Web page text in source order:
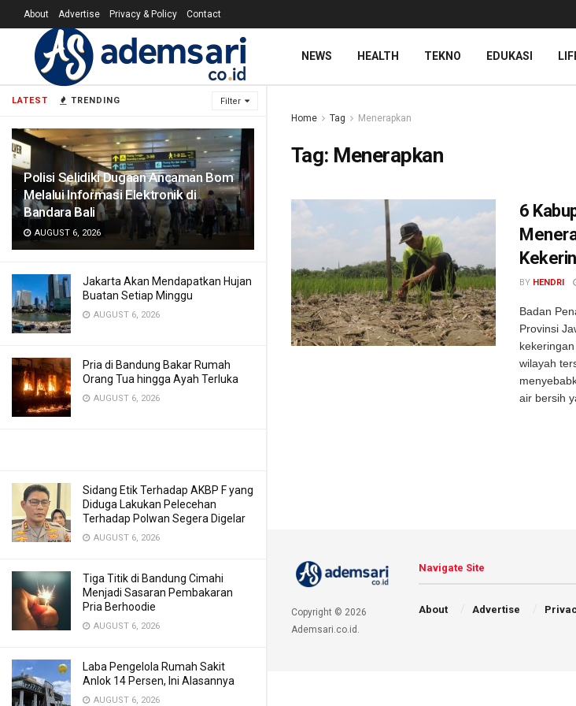
LATEST TRENDING Filter
Polisi Selidiki Dugaan Ancaman Bom
Melalui Informasi Elektronik di
Bandara Bali
AUGUST 6, 2026
Jakarta Akan Mendapatkan Hujan
Buatan Setiap Minggu
AUGUST 6, 2026
Pria di Bandung Bakar Rumah
Orang Tua hingga Ayah Terluka
AUGUST 6, 2026
Sidang Etik Terhadap AKBP F yang
Diduga Lakukan Pelecehan
Terhadap Polwan Segera Digelar
AUGUST 6, 2026
Tiga Titik di Bandung Cimahi
Menjadi Sasaran Pembakaran
Pria Berhoodie
AUGUST 6, 2026
Laba Pengelola Rumah Sakit
Anlok 14 Persen, Ini Alasannya
AUGUST 6, 2026
About Advertise Privacy & Policy Contact
NEWS HEALTH TEKNO EDUKASI
Home Tag Menerapkan
Tag: Menerapkan
6
BY HENDRI
Badan
Provinsi
wilayah
air bersih
Copyright © 2026
Ademsari.co.id.
Navigate Site
About Advertise